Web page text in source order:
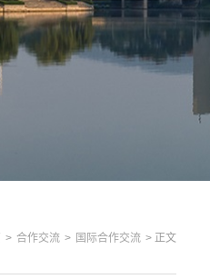
> 合作交流 > 国际合作交流 > 正文